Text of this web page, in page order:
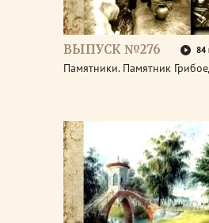
ВЫПУСК №276 84
Памятники. Памятник